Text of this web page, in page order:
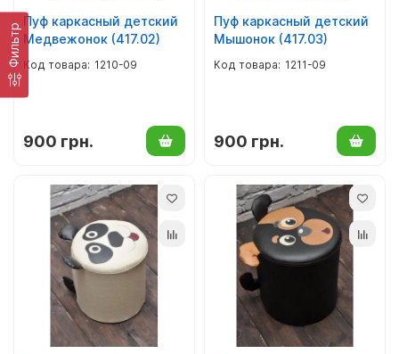
Фильтр
Пуф каркасный детский
Медвежонок (417.02)
1210-09
900 грн.
Пуф каркасный детский
Мышонок (417.03)
1211-09
900 грн.